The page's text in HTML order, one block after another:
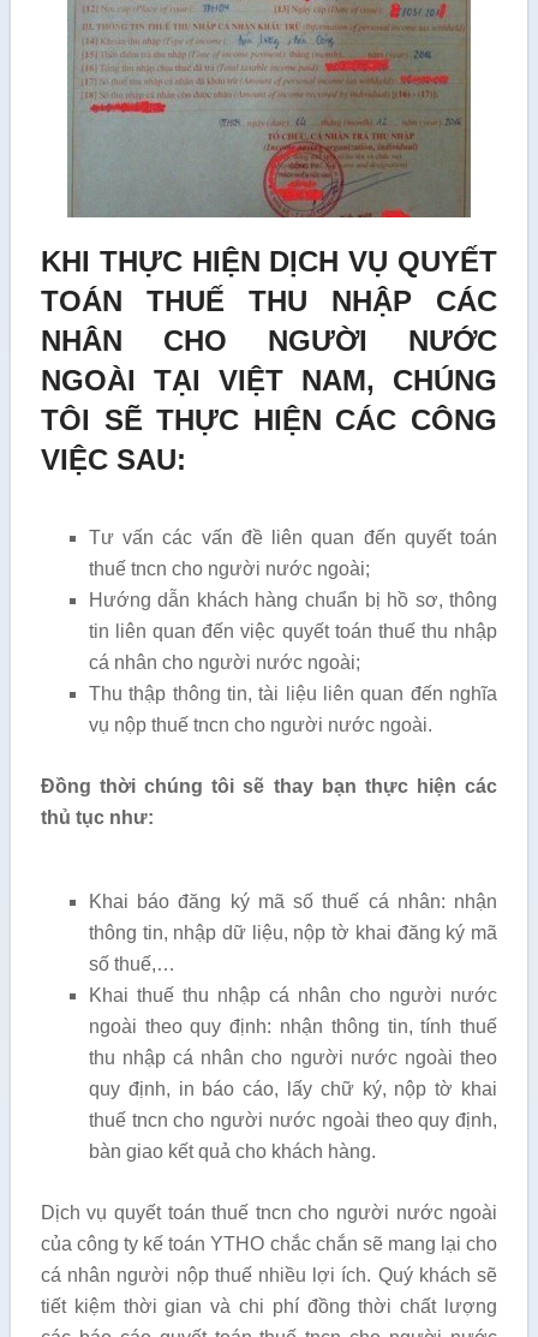
KHI THỰC HIỆN DỊCH VỤ QUYẾT
TOÁN THUẾ THU NHẬP CÁC
NHÂN CHO NGƯỜI NƯỚC
NGOÀI TẠI VIỆT NAM, CHÚNG
TÔI SẼ THỰC HIỆN CÁC CÔNG
VIỆC SAU:
Tư vấn các vấn đề liên quan đến quyết toán
thuế tncn cho người nước ngoài;
Hướng dẫn khách hàng chuẩn bị hồ sơ, thông
tin liên quan đến việc quyết toán thuế thu nhập
cá nhân cho người nước ngoài;
Thu thập thông tin, tài liệu liên quan đến nghĩa
vụ nộp thuế tncn cho người nước ngoài.
Đồng thời chúng tôi sẽ thay bạn thực hiện các
thủ tục như:
Khai báo đăng ký mã số thuế cá nhân: nhận
thông tin, nhập dữ liệu, nộp tờ khai đăng ký mã
số thuế,…
Khai thuế thu nhập cá nhân cho người nước
ngoài theo quy định: nhận thông tin, tính thuế
thu nhập cá nhân cho người nước ngoài theo
quy định, in báo cáo, lấy chữ ký, nộp tờ khai
thuế tncn cho người nước ngoài theo quy định,
bàn giao kết quả cho khách hàng.
Dịch vụ quyết toán thuế tncn cho người nước ngoài
của công ty kế toán YTHO chắc chắn sẽ mang lại cho
cá nhân người nộp thuế nhiều lợi ích. Quý khách sẽ
tiết kiệm thời gian và chi phí đồng thời chất lượng